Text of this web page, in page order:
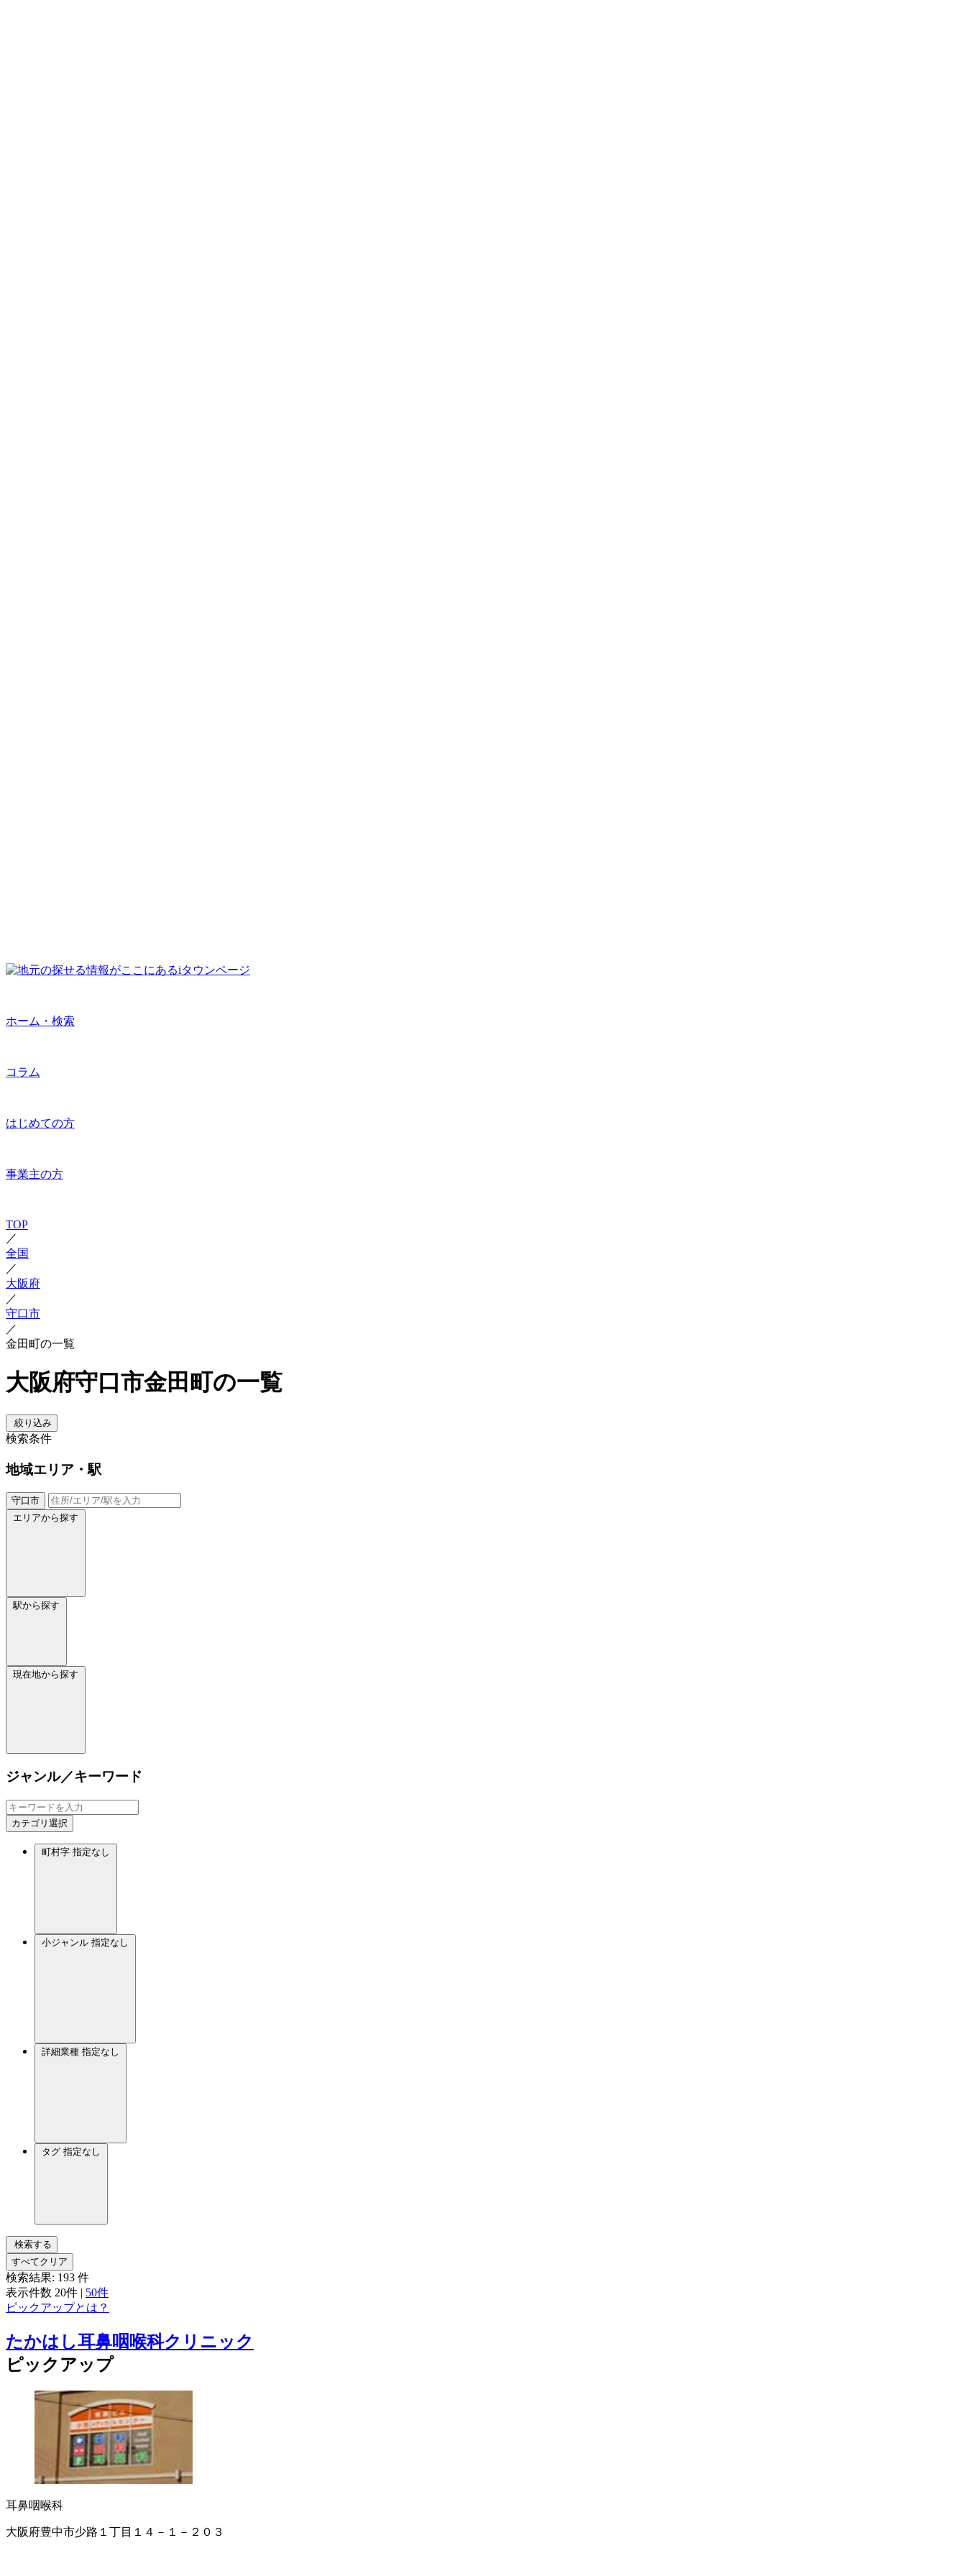
ホーム・検索
コラム
はじめての方
事業主の方
TOP
／
全国
／
大阪府
／
守口市
／
金田町の一覧
大阪府守口市金田町の一覧
絞り込み
検索条件
地域エリア・駅
守口市
エリアから探す
駅から探す
現在地から探す
ジャンル／キーワード
カテゴリ選択
町村字 指定なし
小ジャンル 指定なし
詳細業種 指定なし
タグ 指定なし
検索する
すべてクリア
検索結果: 193 件
表示件数 20件 | 50件
ピックアップとは？
たかはし耳鼻咽喉科クリニック
ピックアップ
耳鼻咽喉科
大阪府豊中市少路１丁目１４－１－２０３